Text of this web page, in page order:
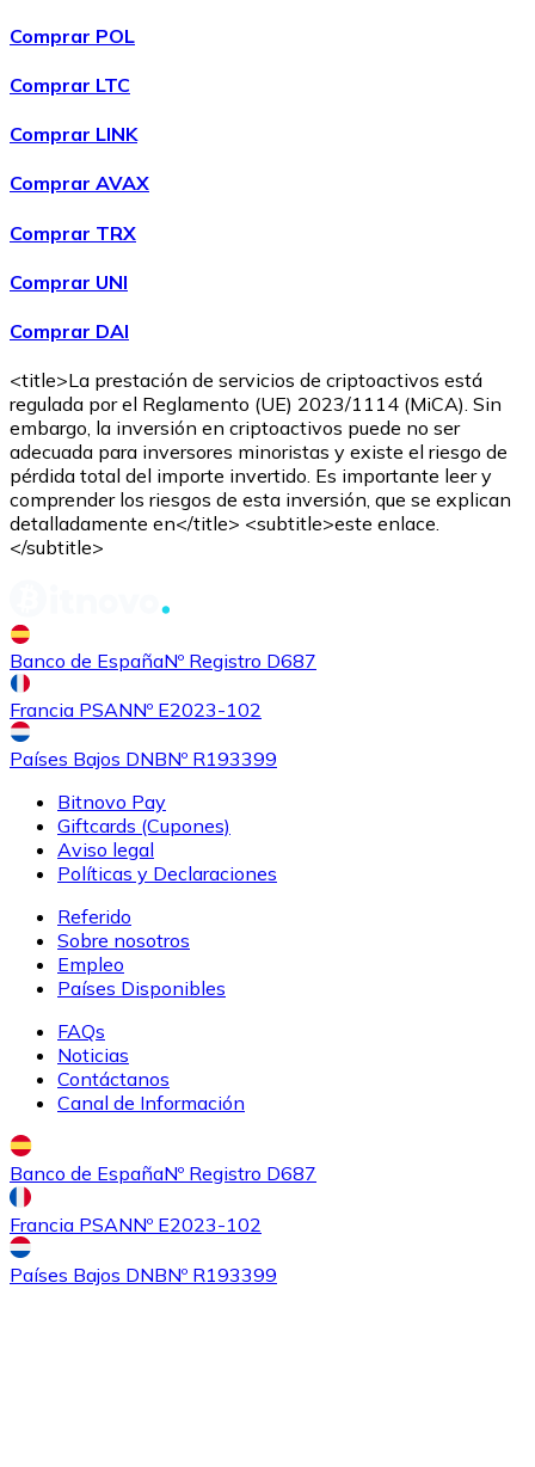
ComprarWrapped Bitcoin
ComprarAvalanche
Comprar
SHIB
ComprarUniswap
UNI
Comprar
ETC
Comprar POL
Comprar LTC
Comprar LINK
Comprar AVAX
Comprar TRX
Comprar UNI
Comprar DAI
<title>La prestación de servicios de criptoactivos está
regulada por el Reglamento (UE) 2023/1114 (MiCA). Sin
embargo, la inversión en criptoactivos puede no ser
adecuada para inversores minoristas y existe el riesgo de
pérdida total del importe invertido. Es importante leer y
comprender los riesgos de esta inversión, que se explican
detalladamente en</title> <subtitle>este enlace.
</subtitle>
Banco de EspañaNº Registro D687
Francia PSANNº E2023-102
Países Bajos DNBNº R193399
Bitnovo Pay
Giftcards (Cupones)
Aviso legal
Políticas y Declaraciones
Referido
Sobre nosotros
Empleo
Países Disponibles
FAQs
Noticias
Contáctanos
Canal de Información
Banco de EspañaNº Registro D687
Francia PSANNº E2023-102
Países Bajos DNBNº R193399